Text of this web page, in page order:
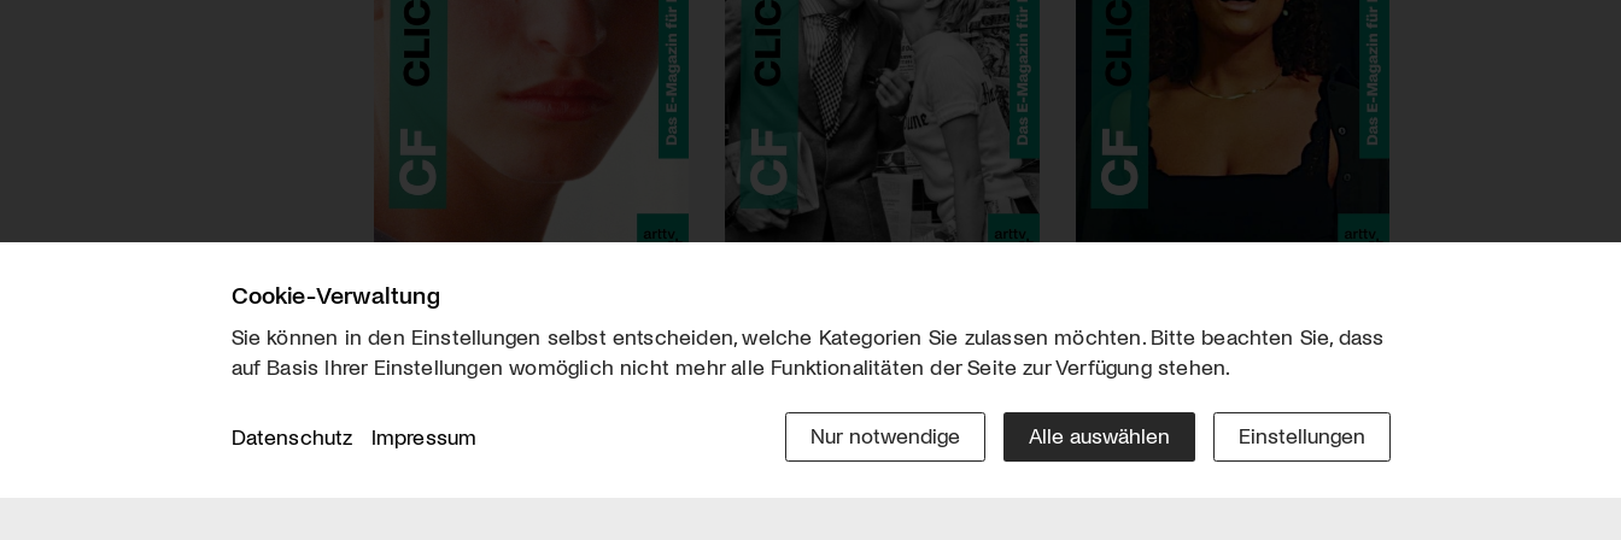
Über uns
Downloads
Impressum
Cookie-Verwaltung
Sie können in den Einstellungen selbst entscheiden, welche Kategorien Sie zulassen möchten. Bitte beachten Sie, dass
auf Basis Ihrer Einstellungen womöglich nicht mehr alle Funktionalitäten der Seite zur Verfügung stehen.
Datenschutz Impressum Nur notwendige Alle auswählen Einstellungen